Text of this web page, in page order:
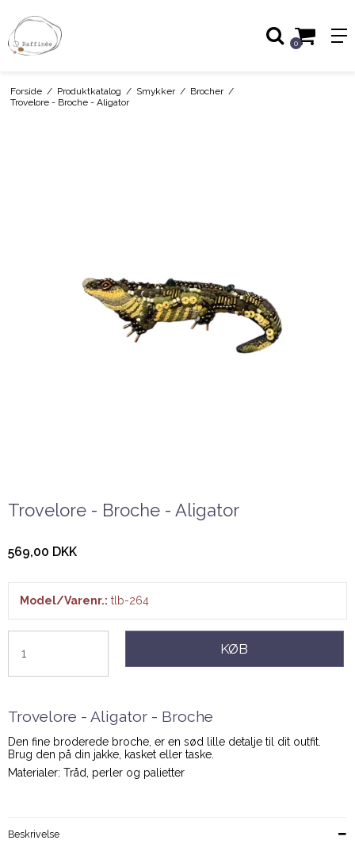
0
Forside / Produktkatalog / Smykker / Brocher /
Trovelore - Broche - Aligator
Trovelore - Broche - Aligator
569,00 DKK
Model/Varenr.: tlb-264
KØB
Trovelore - Aligator - Broche
Den fine broderede broche, er en sød lille detalje til dit outfit.
Brug den på din jakke, kasket eller taske.
Materialer: Tråd, perler og palietter
Beskrivelse